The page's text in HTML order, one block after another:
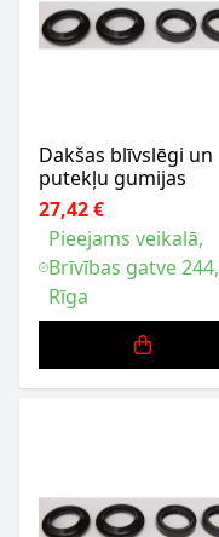
Dakšas blīvslēgi un
putekļu gumijas
27,42 €
Pieejams veikalā,
Brīvības gatve 244,
Rīga